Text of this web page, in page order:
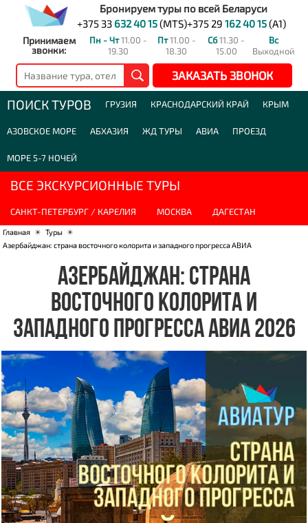
Бронируем туры по всей Беларуси
+375 33 632 40 15(MTS)+375 29 162 40 15(A1)
Принимаем
звонки:
Пн - Чт11.00 -
19.30
Пт11.00 -
18.30
Сб11.30 -
15.00
Вс
Выходной
ЗАКАЗАТЬ ЗВОНОК
ПОИСК ТУРОВ ГРУЗИЯ КРАСНОДАРСКИЙ КРАЙ КРЫМ
АЗОВСКОЕ МОРЕ АБХАЗИЯ ЖД ТУРЫ АВИА ПРОЕЗД
МОРЕ 5-7 НОЧЕЙ
ВСЕ ЭКСКУРСИОННЫЕ ТУРЫ
САНКТ-ПЕТЕРБУРГ / КАРЕЛИЯ МОСКВА ДАГЕСТАН
Главная ☀ Туры
☀
Азербайджан: страна восточного колорита и западного прогресса АВИА
АЗЕРБАЙДЖАН: СТРАНА
ВОСТОЧНОГО КОЛОРИТА И
ЗАПАДНОГО ПРОГРЕССА АВИА 2026